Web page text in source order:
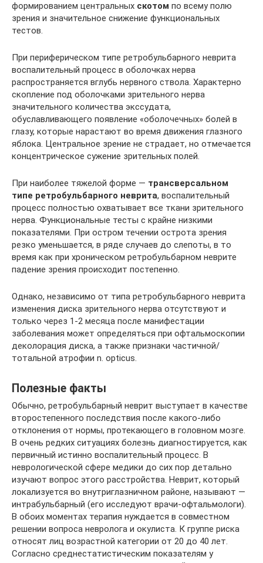
формированием центральных скотом по всему полю
зрения и значительное снижение функциональных
тестов.
При периферическом типе ретробульбарного неврита
воспалительный процесс в оболочках нерва
распространяется вглубь нервного ствола. Характерно
скопление под оболочками зрительного нерва
значительного количества экссудата,
обуславливающего появление «оболочечных» болей в
глазу, которые нарастают во время движения глазного
яблока. Центральное зрение не страдает, но отмечается
концентрическое сужение зрительных полей.
При наиболее тяжелой форме — трансверсальном
типе ретробульбарного неврита, воспалительный
процесс полностью охватывает все ткани зрительного
нерва. Функциональные тесты с крайне низкими
показателями. При остром течении острота зрения
резко уменьшается, в ряде случаев до слепоты, в то
время как при хроническом ретробульбарном неврите
падение зрения происходит постепенно.
Однако, независимо от типа ретробульбарного неврита
изменения диска зрительного нерва отсутствуют и
только через 1-2 месяца после манифестации
заболевания может определяться при офтальмоскопии
деколорация диска, а также признаки частичной/
тотальной атрофии n. opticus.
Полезные факты
Обычно, ретробульбарный неврит выступает в качестве
второстепенного последствия после какого-либо
отклонения от нормы, протекающего в головном мозге.
В очень редких ситуациях болезнь диагностируется, как
первичный истинно воспалительный процесс. В
неврологической сфере медики до сих пор детально
изучают вопрос этого расстройства. Неврит, который
локализуется во внутриглазничном районе, называют —
интрабульбарный (его исследуют врачи-офтальмологи).
В обоих моментах терапия нуждается в совместном
решении вопроса невролога и окулиста. К группе риска
относят лиц возрастной категории от 20 до 40 лет.
Согласно среднестатистическим показателям у